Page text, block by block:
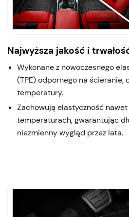
Najwyższa jakość i
Wykonane z nowoczesnego
(TPE) odpornego na ścieranie,
temperatury.
Zachowują elastyczność
temperaturach, gwarantując
niezmienny wygląd przez lata.